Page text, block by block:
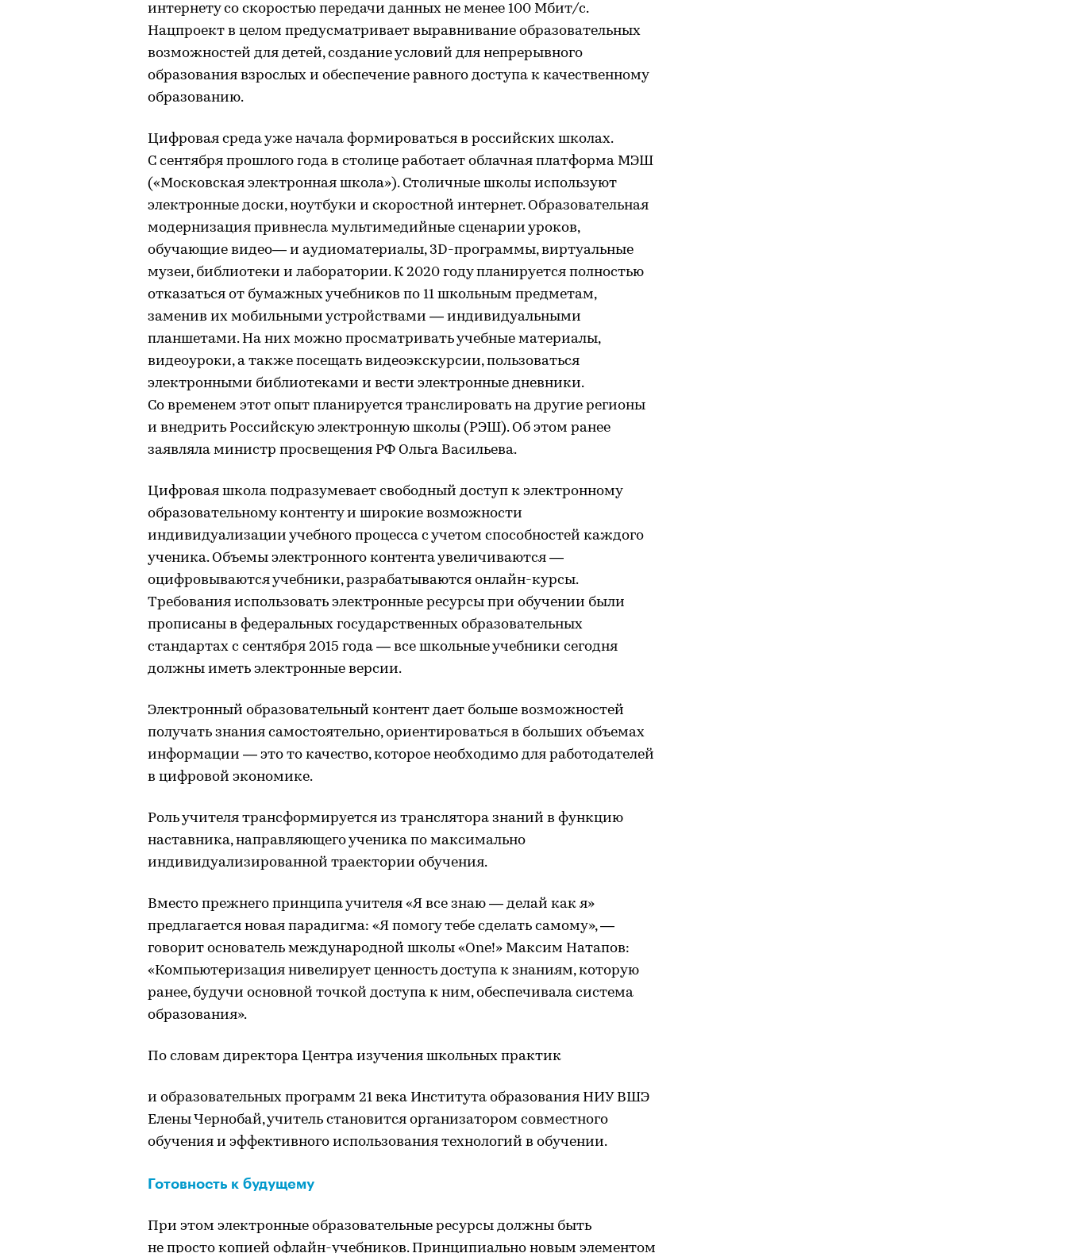
интернету со скоростью передачи данных не менее 100 Мбит/с.
Нацпроект в целом предусматривает выравнивание образовательных
возможностей для детей, создание условий для непрерывного
образования взрослых и обеспечение равного доступа к качественному
образованию.
Цифровая среда уже начала формироваться в российских школах.
С сентября прошлого года в столице работает облачная платформа МЭШ
(«Московская электронная школа»). Столичные школы используют
электронные доски, ноутбуки и скоростной интернет. Образовательная
модернизация привнесла мультимедийные сценарии уроков,
обучающие видео— и аудиоматериалы, 3D-программы, виртуальные
музеи, библиотеки и лаборатории. К 2020 году планируется полностью
отказаться от бумажных учебников по 11 школьным предметам,
заменив их мобильными устройствами — индивидуальными
планшетами. На них можно просматривать учебные материалы,
видеоуроки, а также посещать видеоэкскурсии, пользоваться
электронными библиотеками и вести электронные дневники.
Со временем этот опыт планируется транслировать на другие регионы
и внедрить Российскую электронную школы (РЭШ). Об этом ранее
заявляла министр просвещения РФ Ольга Васильева.
Цифровая школа подразумевает свободный доступ к электронному
образовательному контенту и широкие возможности
индивидуализации учебного процесса с учетом способностей каждого
ученика. Объемы электронного контента увеличиваются —
оцифровываются учебники, разрабатываются онлайн-курсы.
Требования использовать электронные ресурсы при обучении были
прописаны в федеральных государственных образовательных
стандартах с сентября 2015 года — все школьные учебники сегодня
должны иметь электронные версии.
Электронный образовательный контент дает больше возможностей
получать знания самостоятельно, ориентироваться в больших объемах
информации — это то качество, которое необходимо для работодателей
в цифровой экономике.
Роль учителя трансформируется из транслятора знаний в функцию
наставника, направляющего ученика по максимально
индивидуализированной траектории обучения.
Вместо прежнего принципа учителя «Я все знаю — делай как я»
предлагается новая парадигма: «Я помогу тебе сделать самому», —
говорит основатель международной школы «One!» Максим Натапов:
«Компьютеризация нивелирует ценность доступа к знаниям, которую
ранее, будучи основной точкой доступа к ним, обеспечивала система
образования».
По словам директора Центра изучения школьных практик
и образовательных программ 21 века Института образования НИУ ВШЭ
Елены Чернобай, учитель становится организатором совместного
обучения и эффективного использования технологий в обучении.
Готовность к будущему
При этом электронные образовательные ресурсы должны быть
не просто копией офлайн-учебников. Принципиально новым элементом